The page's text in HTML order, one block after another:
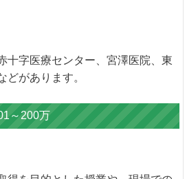
十字医療センター、宮澤医院、東
どがあります。
～200万